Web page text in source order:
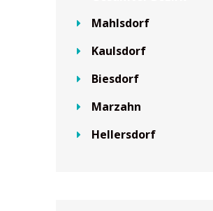
Mahlsdorf
Kaulsdorf
Biesdorf
Marzahn
Hellersdorf